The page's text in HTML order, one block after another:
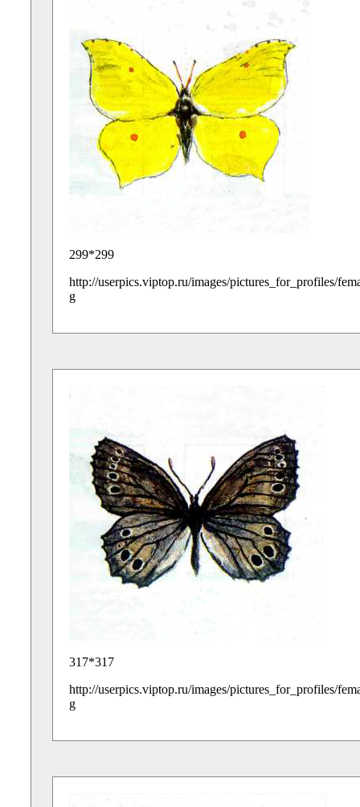
299*299
http://userpics.viptop.ru/images/pictures_for_profiles/
g
317*317
http://userpics.viptop.ru/images/pictures_for_profiles/
g